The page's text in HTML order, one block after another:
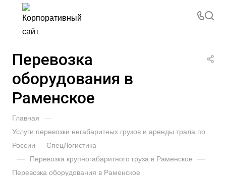
Перевозка
оборудования в
Раменское
Главная —
Услуги перевозки негабаритных грузов и аренды трала по
России — СпецЛогистика
— Перевозка крупногабаритного груза в Раменское —
Перевозка оборудования в Раменское